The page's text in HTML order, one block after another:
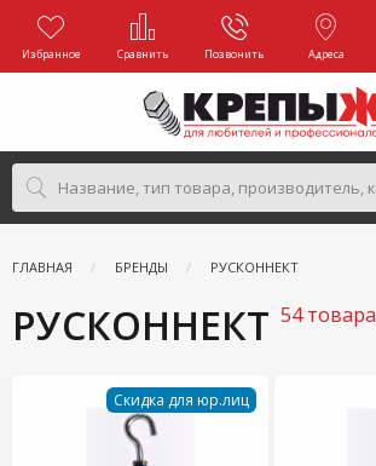
Избранное Сравнить Позвонить Адреса
ГЛАВНАЯ БРЕНДЫ РУСКОННЕКТ
РУСКОННЕКТ 54 товара
Скидка для юр.лиц